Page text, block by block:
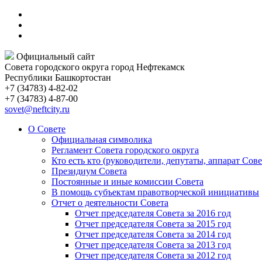
Официальный сайт
Совета городского округа город Нефтекамск
Республики Башкортостан
+7 (34783) 4-82-02
+7 (34783) 4-87-00
sovet@neftcity.ru
О Совете
Официальная символика
Регламент Совета городского округа
Кто есть кто (руководители, депутаты, аппарат
Президиум Совета
Постоянные и иные комиссии Совета
В помощь субъектам правотворческой инициативы
Отчет о деятельности Совета
Отчет председателя Совета за 2016 год
Отчет председателя Совета за 2015 год
Отчет председателя Совета за 2014 год
Отчет председателя Совета за 2013 год
Отчет председателя Совета за 2012 год